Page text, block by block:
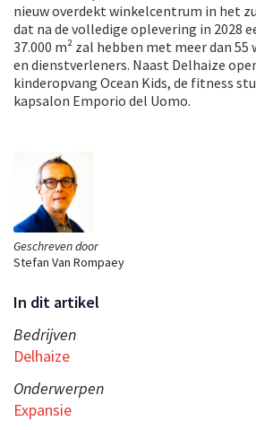
Geschreven door
Stefan Van Rompaey
In dit artikel
Bedrijven
Delhaize
Onderwerpen
Expansie
nieuw overdekt winkelcentrum in het
dat na de volledige oplevering in 2028
37.000 m² zal hebben met meer dan
en dienstverleners. Naast Delhaize
kinderopvang Ocean Kids, de fitness
kapsalon Emporio del Uomo.